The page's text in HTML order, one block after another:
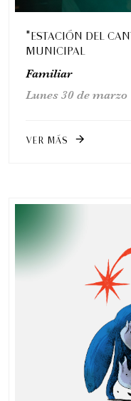
"ESTACIÓN DEL
MUNICIPAL
Familiar
Lunes 30 de marzo
VER MÁS arrow_forward